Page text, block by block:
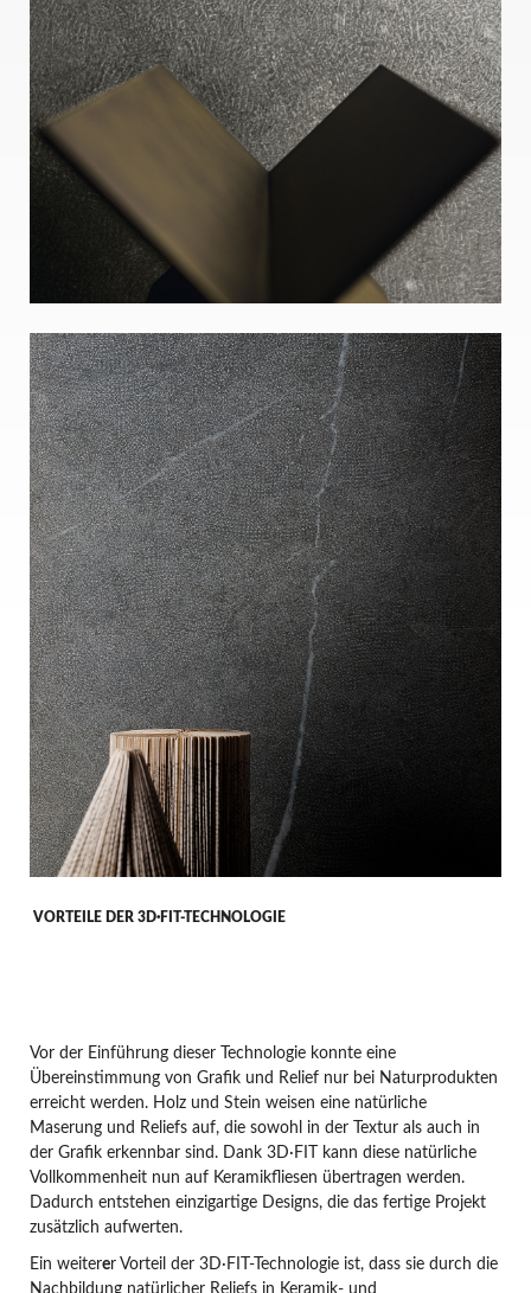
VORTEILE DER 3D·FIT-TECHNOLOGIE
Vor der Einführung dieser Technologie konnte eine
Übereinstimmung von Grafik und Relief nur bei Naturprodukten
erreicht werden. Holz und Stein weisen eine natürliche
Maserung und Reliefs auf, die sowohl in der Textur als auch in
der Grafik erkennbar sind. Dank 3D·FIT kann diese natürliche
Vollkommenheit nun auf Keramikfliesen übertragen werden.
Dadurch entstehen einzigartige Designs, die das fertige Projekt
zusätzlich aufwerten.
Ein weiterer Vorteil der 3D·FIT-Technologie ist, dass sie durch die